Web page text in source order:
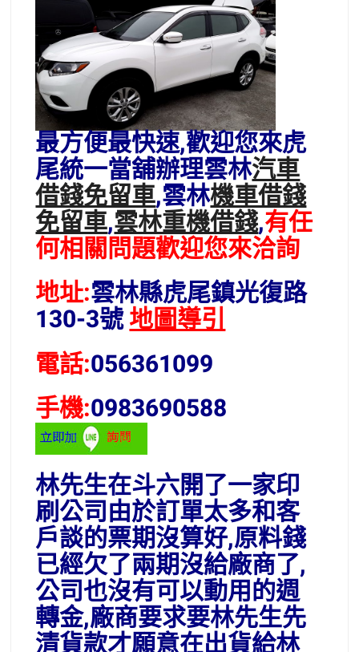
最方便最快速,歡迎您來虎
尾統一當舖辦理雲林汽車
借錢免留車,雲林機車借錢
免留車,雲林重機借錢,有任
何相關問題歡迎您來洽詢
地址:雲林縣虎尾鎮光復路
130-3號地圖導引
電話:056361099
手機:0983690588
林先生在斗六開了一家印
刷公司由於訂單太多和客
戶談的票期沒算好,原料錢
已經欠了兩期沒給廠商了,
公司也沒有可以動用的週
轉金,廠商要求要林先生先
清貨款才願意在出貨給林